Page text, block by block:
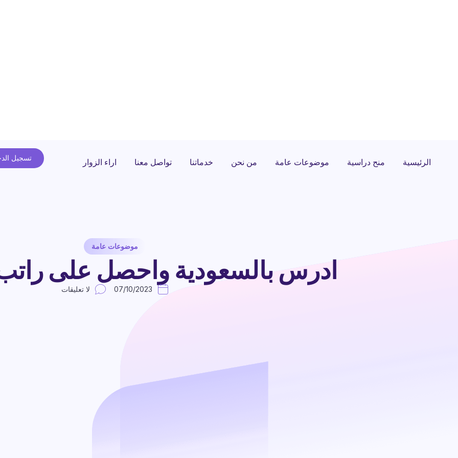
تسجيل الرئيسية منح دراسية موضوعات عامة من نحن خدماتنا تواصل معنا اراء الزوار
موضوعات عامة
ادرس بالسعودية واحصل على راتب 900
07/10/2023 لا تعليقات